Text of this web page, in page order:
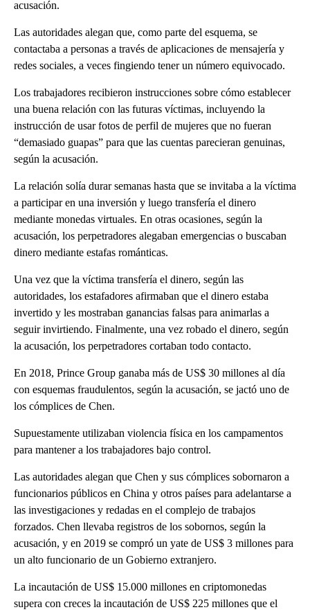
acusación.
Las autoridades alegan que, como parte del esquema, se
contactaba a personas a través de aplicaciones de mensajería y
redes sociales, a veces fingiendo tener un número equivocado.
Los trabajadores recibieron instrucciones sobre cómo establecer
una buena relación con las futuras víctimas, incluyendo la
instrucción de usar fotos de perfil de mujeres que no fueran
“demasiado guapas” para que las cuentas parecieran genuinas,
según la acusación.
La relación solía durar semanas hasta que se invitaba a la víctima
a participar en una inversión y luego transfería el dinero
mediante monedas virtuales. En otras ocasiones, según la
acusación, los perpetradores alegaban emergencias o buscaban
dinero mediante estafas románticas.
Una vez que la víctima transfería el dinero, según las
autoridades, los estafadores afirmaban que el dinero estaba
invertido y les mostraban ganancias falsas para animarlas a
seguir invirtiendo. Finalmente, una vez robado el dinero, según
la acusación, los perpetradores cortaban todo contacto.
En 2018, Prince Group ganaba más de US$ 30 millones al día
con esquemas fraudulentos, según la acusación, se jactó uno de
los cómplices de Chen.
Supuestamente utilizaban violencia física en los campamentos
para mantener a los trabajadores bajo control.
Las autoridades alegan que Chen y sus cómplices sobornaron a
funcionarios públicos en China y otros países para adelantarse a
las investigaciones y redadas en el complejo de trabajos
forzados. Chen llevaba registros de los sobornos, según la
acusación, y en 2019 se compró un yate de US$ 3 millones para
un alto funcionario de un Gobierno extranjero.
La incautación de US$ 15.000 millones en criptomonedas
supera con creces la incautación de US$ 225 millones que el